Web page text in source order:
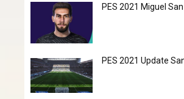
PES 2021 Miguel
PES 2021 Update